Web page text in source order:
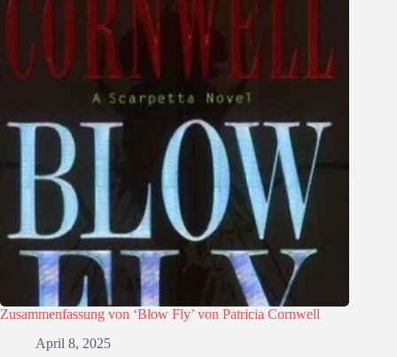
Zusammenfassung von ‘Blow Fly’ von Patricia Cornwell
April 8, 2025